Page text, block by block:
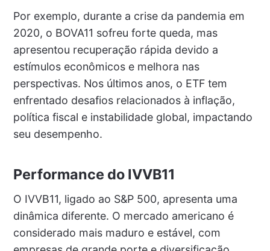
Por exemplo, durante a crise da pandemia em
2020, o BOVA11 sofreu forte queda, mas
apresentou recuperação rápida devido a
estímulos econômicos e melhora nas
perspectivas. Nos últimos anos, o ETF tem
enfrentado desafios relacionados à inflação,
política fiscal e instabilidade global, impactando
seu desempenho.
Performance do IVVB11
O IVVB11, ligado ao S&P 500, apresenta uma
dinâmica diferente. O mercado americano é
considerado mais maduro e estável, com